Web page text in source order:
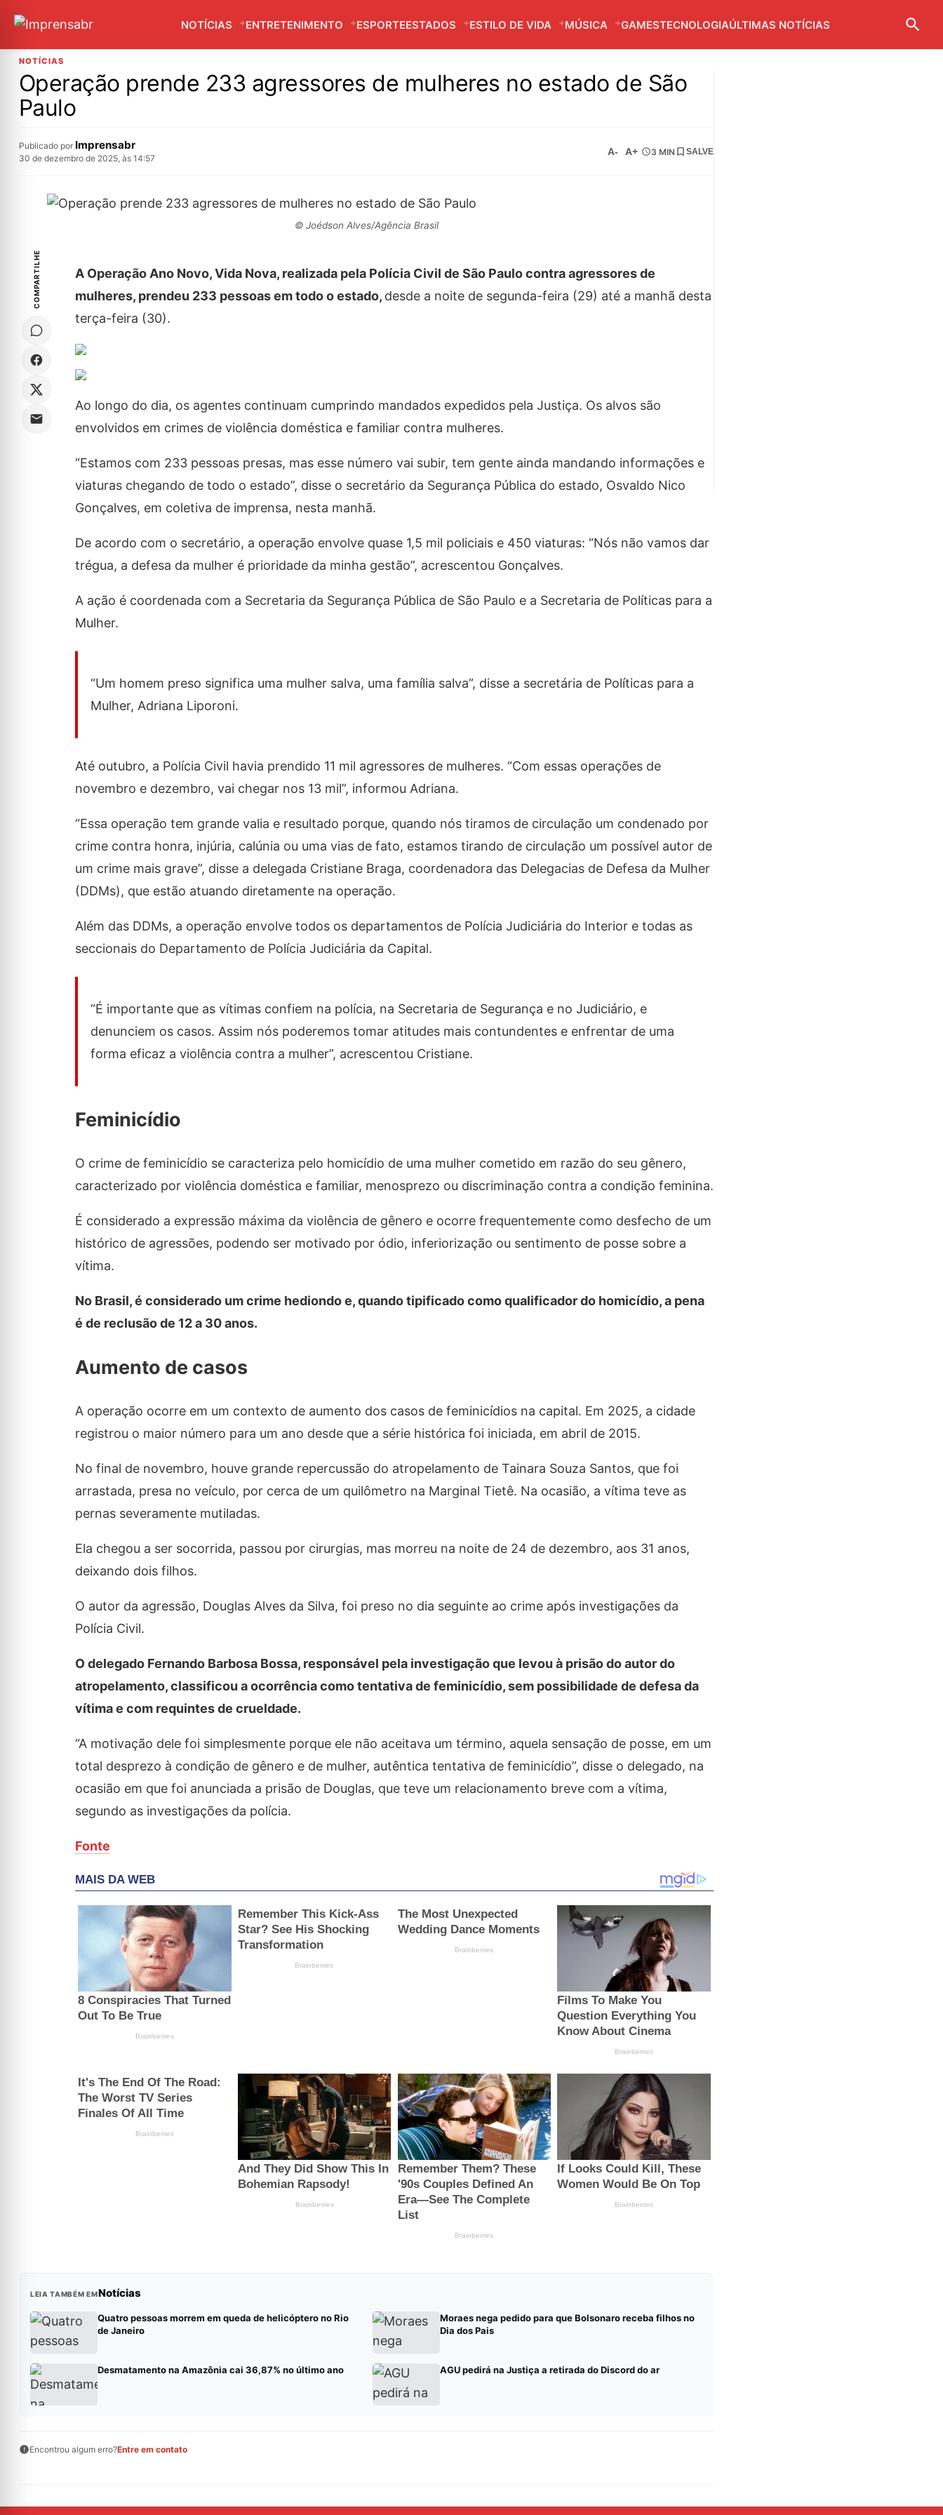
NOTÍCIAS ENTRETENIMENTO ESPORTEESTADOS ESTILO DE VIDA MÚSICA GAMESTECNOLOGIAÚLTIMAS NOTÍCIAS
NOTÍCIAS
Operação prende 233 agressores de mulheres no estado de São
Paulo
Publicado por Imprensabr
30 de dezembro de 2025, às 14:57
A- A+ 3 MIN SALVE
© Joédson Alves/Agência Brasil
COMPARTILHE
A Operação Ano Novo, Vida Nova, realizada pela Polícia Civil de São Paulo contra agressores de
mulheres, prendeu 233 pessoas em todo o estado, desde a noite de segunda-feira (29) até a manhã desta
terça-feira (30).
Ao longo do dia, os agentes continuam cumprindo mandados expedidos pela Justiça. Os alvos são
envolvidos em crimes de violência doméstica e familiar contra mulheres.
“Estamos com 233 pessoas presas, mas esse número vai subir, tem gente ainda mandando informações e
viaturas chegando de todo o estado”, disse o secretário da Segurança Pública do estado, Osvaldo Nico
Gonçalves, em coletiva de imprensa, nesta manhã.
De acordo com o secretário, a operação envolve quase 1,5 mil policiais e 450 viaturas: “Nós não vamos dar
trégua, a defesa da mulher é prioridade da minha gestão”, acrescentou Gonçalves.
A ação é coordenada com a Secretaria da Segurança Pública de São Paulo e a Secretaria de Políticas para a
Mulher.
“Um homem preso significa uma mulher salva, uma família salva”, disse a secretária de Políticas para a
Mulher, Adriana Liporoni.
Até outubro, a Polícia Civil havia prendido 11 mil agressores de mulheres. “Com essas operações de
novembro e dezembro, vai chegar nos 13 mil”, informou Adriana.
“Essa operação tem grande valia e resultado porque, quando nós tiramos de circulação um condenado por
crime contra honra, injúria, calúnia ou uma vias de fato, estamos tirando de circulação um possível autor de
um crime mais grave”, disse a delegada Cristiane Braga, coordenadora das Delegacias de Defesa da Mulher
(DDMs), que estão atuando diretamente na operação.
Além das DDMs, a operação envolve todos os departamentos de Polícia Judiciária do Interior e todas as
seccionais do Departamento de Polícia Judiciária da Capital.
“É importante que as vítimas confiem na polícia, na Secretaria de Segurança e no Judiciário, e
denunciem os casos. Assim nós poderemos tomar atitudes mais contundentes e enfrentar de uma
forma eficaz a violência contra a mulher”, acrescentou Cristiane.
Feminicídio
O crime de feminicídio se caracteriza pelo homicídio de uma mulher cometido em razão do seu gênero,
caracterizado por violência doméstica e familiar, menosprezo ou discriminação contra a condição feminina.
É considerado a expressão máxima da violência de gênero e ocorre frequentemente como desfecho de um
histórico de agressões, podendo ser motivado por ódio, inferiorização ou sentimento de posse sobre a
vítima.
No Brasil, é considerado um crime hediondo e, quando tipificado como qualificador do homicídio, a pena
é de reclusão de 12 a 30 anos.
Aumento de casos
A operação ocorre em um contexto de aumento dos casos de feminicídios na capital. Em 2025, a cidade
registrou o maior número para um ano desde que a série histórica foi iniciada, em abril de 2015.
No final de novembro, houve grande repercussão do atropelamento de Tainara Souza Santos, que foi
arrastada, presa no veículo, por cerca de um quilômetro na Marginal Tietê. Na ocasião, a vítima teve as
pernas severamente mutiladas.
Ela chegou a ser socorrida, passou por cirurgias, mas morreu na noite de 24 de dezembro, aos 31 anos,
deixando dois filhos.
O autor da agressão, Douglas Alves da Silva, foi preso no dia seguinte ao crime após investigações da
Polícia Civil.
O delegado Fernando Barbosa Bossa, responsável pela investigação que levou à prisão do autor do
atropelamento, classificou a ocorrência como tentativa de feminicídio, sem possibilidade de defesa da
vítima e com requintes de crueldade.
“A motivação dele foi simplesmente porque ele não aceitava um término, aquela sensação de posse, em um
total desprezo à condição de gênero e de mulher, autêntica tentativa de feminicídio”, disse o delegado, na
ocasião em que foi anunciada a prisão de Douglas, que teve um relacionamento breve com a vítima,
segundo as investigações da polícia.
Fonte
LEIA TAMBÉM EMNotícias
Quatro pessoas morrem em queda de helicóptero no Rio
de Janeiro
Moraes nega pedido para que Bolsonaro receba filhos no
Dia dos Pais
Desmatamento na Amazônia cai 36,87% no último ano AGU pedirá na Justiça a retirada do Discord do ar
Encontrou algum erro?Entre em contato